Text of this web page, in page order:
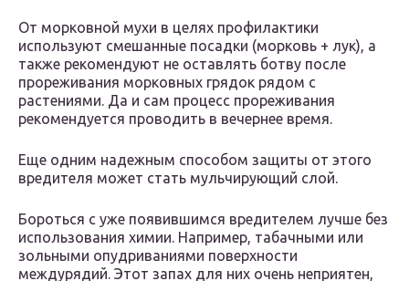
От морковной мухи в целях профилактики
используют смешанные посадки (морковь + лук), а
также рекомендуют не оставлять ботву после
прореживания морковных грядок рядом с
растениями. Да и сам процесс прореживания
рекомендуется проводить в вечернее время.
Еще одним надежным способом защиты от этого
вредителя может стать мульчирующий слой.
Бороться с уже появившимся вредителем лучше без
использования химии. Например, табачными или
зольными опудриваниями поверхности
междурядий. Этот запах для них очень неприятен,